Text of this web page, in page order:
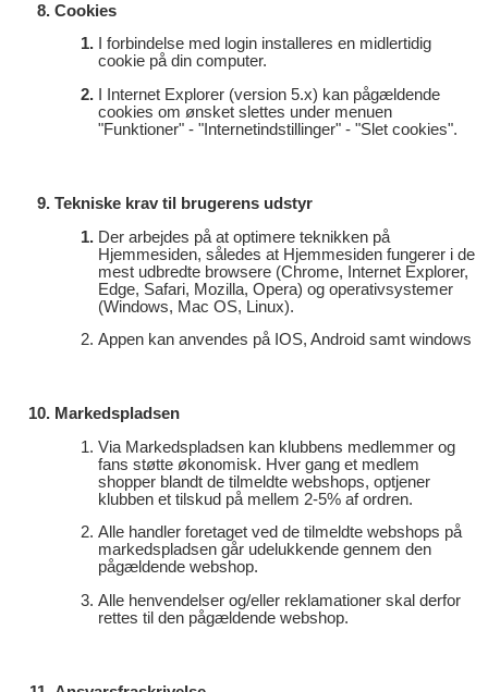
Cookies
I forbindelse med login installeres en midlertidig
cookie på din computer.
I Internet Explorer (version 5.x) kan pågældende
cookies om ønsket slettes under menuen
"Funktioner" - "Internetindstillinger" - "Slet cookies".
Tekniske krav til brugerens udstyr
Der arbejdes på at optimere teknikken på
Hjemmesiden, således at Hjemmesiden fungerer i de
mest udbredte browsere (Chrome, Internet Explorer,
Edge, Safari, Mozilla, Opera) og operativsystemer
(Windows, Mac OS, Linux).
Appen kan anvendes på IOS, Android samt windows
Markedspladsen
Via Markedspladsen kan klubbens medlemmer og
fans støtte økonomisk. Hver gang et medlem
shopper blandt de tilmeldte webshops, optjener
klubben et tilskud på mellem 2-5% af ordren.
Alle handler foretaget ved de tilmeldte webshops på
markedspladsen går udelukkende gennem den
pågældende webshop.
Alle henvendelser og/eller reklamationer skal derfor
rettes til den pågældende webshop.